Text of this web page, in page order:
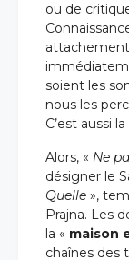
ou de
soient les
nous les
C’est aussi la
Alors, « Ne
désigner le
Quelle »,
Prajna. Les
la « maison
chaînes des